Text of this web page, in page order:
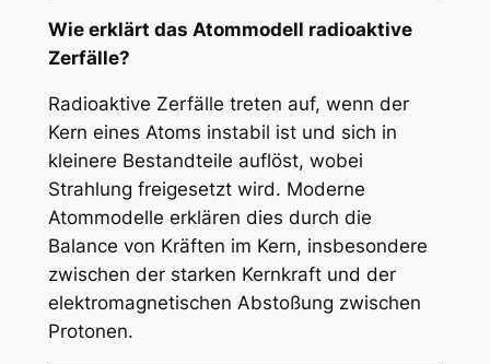
Wie erklärt das Atommodell radioaktive
Zerfälle?
Radioaktive Zerfälle treten auf, wenn der
Kern eines Atoms instabil ist und sich in
kleinere Bestandteile auflöst, wobei
Strahlung freigesetzt wird. Moderne
Atommodelle erklären dies durch die
Balance von Kräften im Kern, insbesondere
zwischen der starken Kernkraft und der
elektromagnetischen Abstoßung zwischen
Protonen.